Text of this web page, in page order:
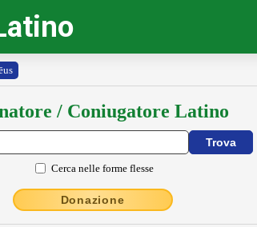
/ Coniugatore Latino
Cerca nelle forme flesse
Donazione